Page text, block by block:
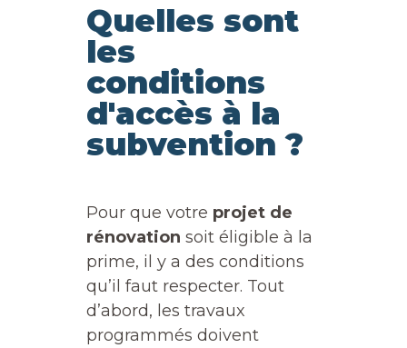
Quelles sont
les
conditions
d'accès à la
subvention ?
Pour que votre projet de
rénovation soit éligible à la
prime, il y a des conditions
qu’il faut respecter. Tout
d’abord, les travaux
programmés doivent